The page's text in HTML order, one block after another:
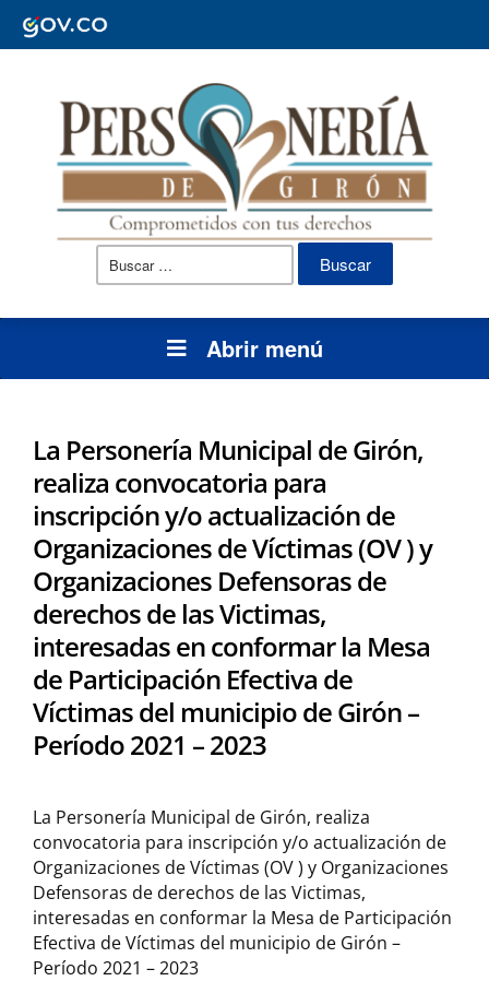
Buscar:
Abrir menú
La Personería Municipal de Girón,
realiza convocatoria para
inscripción y/o actualización de
Organizaciones de Víctimas (OV ) y
Organizaciones Defensoras de
derechos de las Victimas,
interesadas en conformar la Mesa
de Participación Efectiva de
Víctimas del municipio de Girón –
Período 2021 – 2023
La Personería Municipal de Girón, realiza
convocatoria para inscripción y/o actualización de
Organizaciones de Víctimas (OV ) y Organizaciones
Defensoras de derechos de las Victimas,
interesadas en conformar la Mesa de Participación
Efectiva de Víctimas del municipio de Girón –
Período 2021 – 2023